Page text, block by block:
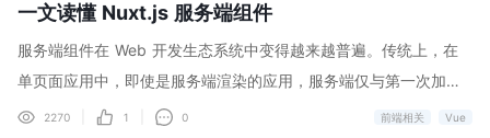
重复声明 var undefined ="anlijun"; 输出结果: console.log(un
defined)//这里打印依旧是值undefined 而不是 anlijun 解释: 这样
的确可以(修改）而且不报错 但是由于 undefined 这个是 不可枚举
不可写 不可配置的所以打印输出的值是undefined demo1
一文读懂 Nuxt.js 服务端组件
服务端组件在 Web 开发生态系统中变得越来越普遍。传统上，在
单页面应用中，即使是服务端渲染的应用，服务端仅与第一次加载
相关，之后将由客户端接管。这意味着 Web 应用的每个部分都必
2270 1 0 前端相关 Vue